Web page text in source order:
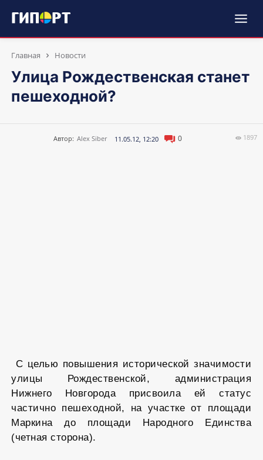
Главная Новости
Улица Рождественская станет
пешеходной?
Автор: Alex Siber 11.05.12, 12:20 0 1897
С целью повышения исторической значимости
улицы Рождественской, администрация
Нижнего Новгорода присвоила ей статус
частично пешеходной, на участке от площади
Маркина до площади Народного Единства
(четная сторона).